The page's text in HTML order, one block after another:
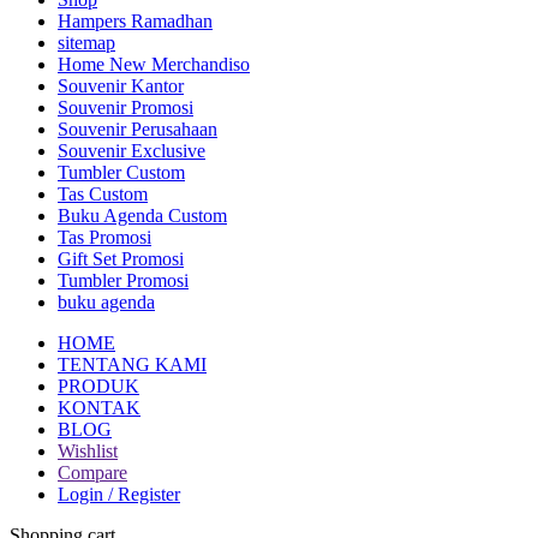
Hampers Ramadhan
sitemap
Home New Merchandiso
Souvenir Kantor
Souvenir Promosi
Souvenir Perusahaan
Souvenir Exclusive
Tumbler Custom
Tas Custom
Buku Agenda Custom
Tas Promosi
Gift Set Promosi
Tumbler Promosi
buku agenda
HOME
TENTANG KAMI
PRODUK
KONTAK
BLOG
Wishlist
Compare
Login / Register